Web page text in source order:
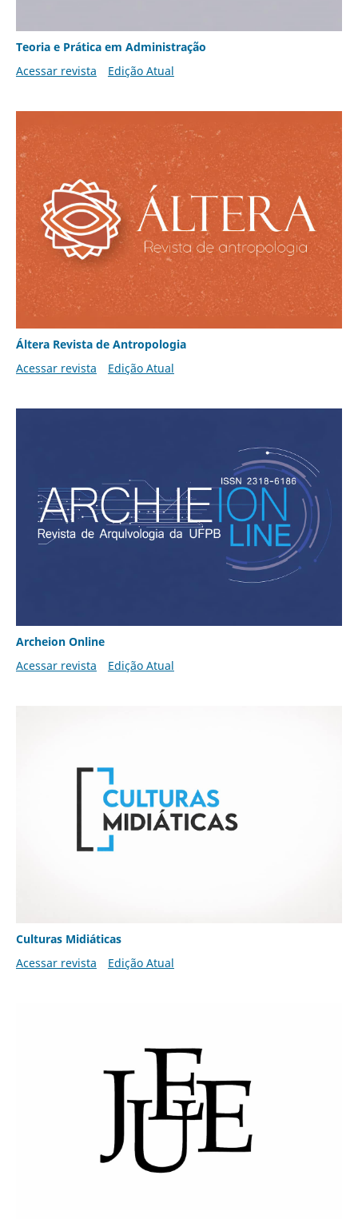
Teoria e Prática em Administração
Acessar revista
Edição Atual
Áltera Revista de Antropologia
Acessar revista
Edição Atual
Archeion Online
Acessar revista
Edição Atual
Culturas Midiáticas
Acessar revista
Edição Atual